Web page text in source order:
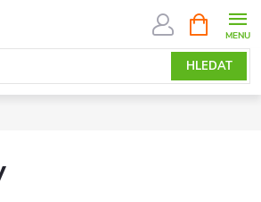
HLEDAT
NÁKUPNÍ
KOŠÍK